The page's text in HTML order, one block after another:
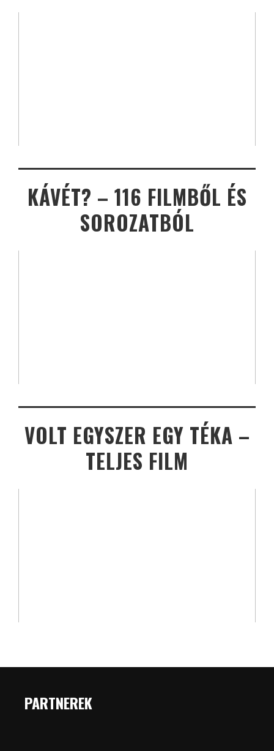
KÁVÉT? – 116 FILMBŐL ÉS
SOROZATBÓL
VOLT EGYSZER EGY TÉKA –
TELJES FILM
PARTNEREK